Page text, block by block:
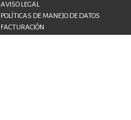
AVISO LEGAL
POLÍTICAS DE MANEJO DE DATOS
FACTURACIÓN